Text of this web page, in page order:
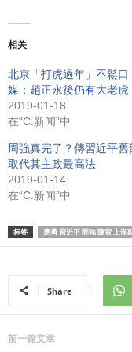
相关
北京「打虎過年」不鬆口
媒：趙正永後仍有大老虎
2019-01-18
在“C.新闻”中
周強真完了？傳習近平舊
取代其主政最高法
2019-01-14
在“C.新闻”中
标签 應勇 習近平 周強 陳寅 上海
Share
前一篇文章